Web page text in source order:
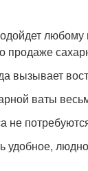
продаже
вызывает
ваты
не